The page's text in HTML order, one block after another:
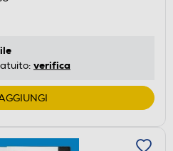
verifica